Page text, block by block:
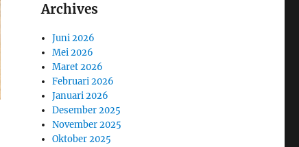
Archives
Juni 2026
Mei 2026
Maret 2026
Februari 2026
Januari 2026
Desember 2025
November 2025
Oktober 2025